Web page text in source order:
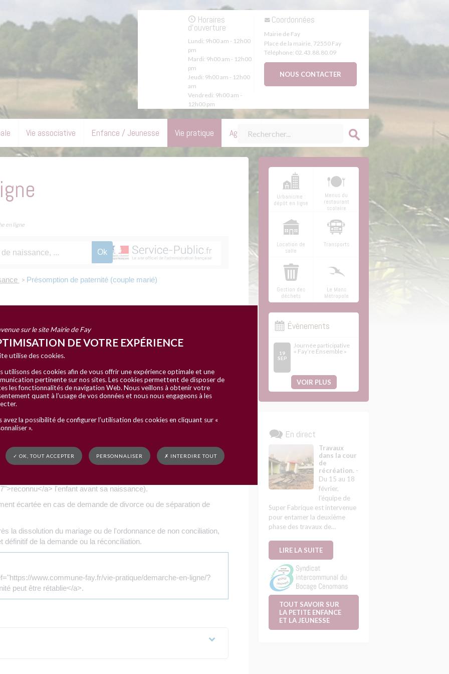
Horaires
d'ouverture
Lundi: 9h00 am - 12h00
pm
Mardi: 9h00 am - 12h00
pm
Jeudi: 9h00 am - 12h00
am
Vendredi: 9h00 am -
12h00 pm
Coordonnées
Mairie de Fay
Place de la mairie, 72550 Fay
Téléphone: 02.43.88.80.09
NOUS CONTACTER
Vie associative Enfance / Jeunesse Vie pratique Agenda
en ligne
> Présomption de paternité (couple marié)
(couple marié)
légale et administrative (Premier ministre), Ministère chargé de la justice
Filiation à l'égard de la mère
s'établit automatiquement : le mari est présumé être le père de
de naissance.
et n'a aucune démarche à effectuer pour établir la
lorsque l'acte de naissance de l'enfant ne désigne pas le mari en
lorsqu'un autre homme a <a href="https://www.commune-fay.fr/vie-
a> l'enfant avant sa naissance).
écartée en cas de demande de divorce ou de séparation de
la dissolution du mariage ou de l'ordonnance de non conciliation,
définitif de la demande ou la réconciliation.
www.commune-fay.fr/vie-pratique/demarche-en-ligne/?
peut être rétablie</a>.
Urbanisme :
dépôt en ligne
Menus du
restaurant
scolaire
Location de
salle
Transports
Gestion des
déchets
Le Mans
Métropole
Évènements
19
SEP
Journée participative
« Fay’re Ensemble »
VOIR PLUS
En direct
Travaux
dans la cour
de
récréation. -
Du 15 au 18
février,
l’équipe de
Super Fabrique est intervenue
pour entamer la deuxième
phase des travaux de…
LIRE LA SUITE
TOUT SAVOIR SUR
LA PETITE ENFANCE
ET LA JEUNESSE
sur le site Mairie de Fay
DE VOTRE EXPÉRIENCE
utilise des cookies.
utilisons des cookies afin de vous offrir une expérience optimale et une
pertinente sur nos sites. Les cookies permettent de disposer de
les fonctionnalités de navigation Web. Nous veillons à obtenir votre
quant à l’usage de vos données et nous nous engageons à les
avez la possibilité de configurer l’utilisation des cookies en cliquant sur «
».
✓ OK, TOUT ACCEPTER PERSONNALISER ✗ INTERDIRE TOUT